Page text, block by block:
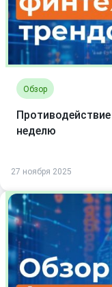
Обзор
неделю
27 ноября 2025